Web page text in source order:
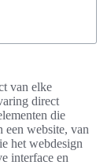
van elke
direct
die
een website, van
het webdesign
interface en